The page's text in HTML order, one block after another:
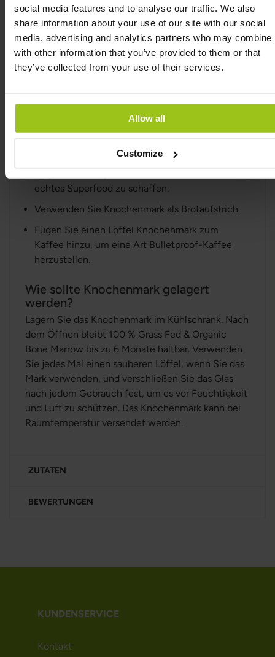
social media features and to analyse our traffic. We also
share information about your use of our site with our social
media, advertising and analytics partners who may combine
with other information that you’ve provided to them or that
they’ve collected from your use of their services.
Allow all
Customize
Verwenden Sie Knochenmark anstelle von
Pflanzenöl zum Braten.
Grillen Sie Fleisch, Fisch oder Gemüse mit
Knochenmark in der Grillpfanne.
Bohnen, Reis, Hirse oder anderen Getreiden in
ein nahrhaftes Gericht, indem Sie einen Löffel
Knochenmark hinzufügen.
Fügen Sie Knochenmark zur Knochenbrühe und
echtes Superfood zu schaffen.
Verwenden Sie Knochenmark als Brotaufstrich.
Fügen Sie einen Löffel Knochenmark zum
Kaffee hinzu, um eine Art Bulletproof-Kaffee
herzustellen.
Wie sollte Knochenmark gelagert
werden?
Lagern Sie das Knochenmark im Kühlschrank. Nach
dem Öffnen bleibt 100 % Grass Fed & Organic
Bone Marrow bis zu 6 Monate haltbar. Verwenden
Sie jedes Mal einen sauberen Löffel, wenn Sie das
Mark verwenden, und verschließen Sie das Glas
nach jedem Gebrauch fest, um es vor Feuchtigkeit
und Luft zu schützen. Das Knochenmark kann bei
Raumtemperatur versendet werden.
ZUTATEN
BEWERTUNGEN
KUNDENSERVICE
Kontakt